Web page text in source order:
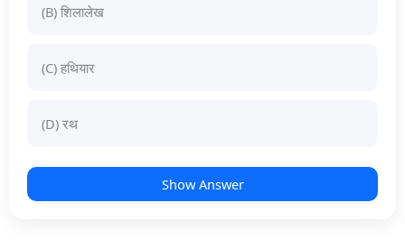
(B) शिलालेख
(C) हथियार
(D) रथ
Show Answer